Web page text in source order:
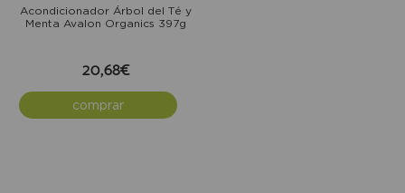
Acondicionador Árbol del Té y
Menta Avalon Organics 397g
20,68€
comprar